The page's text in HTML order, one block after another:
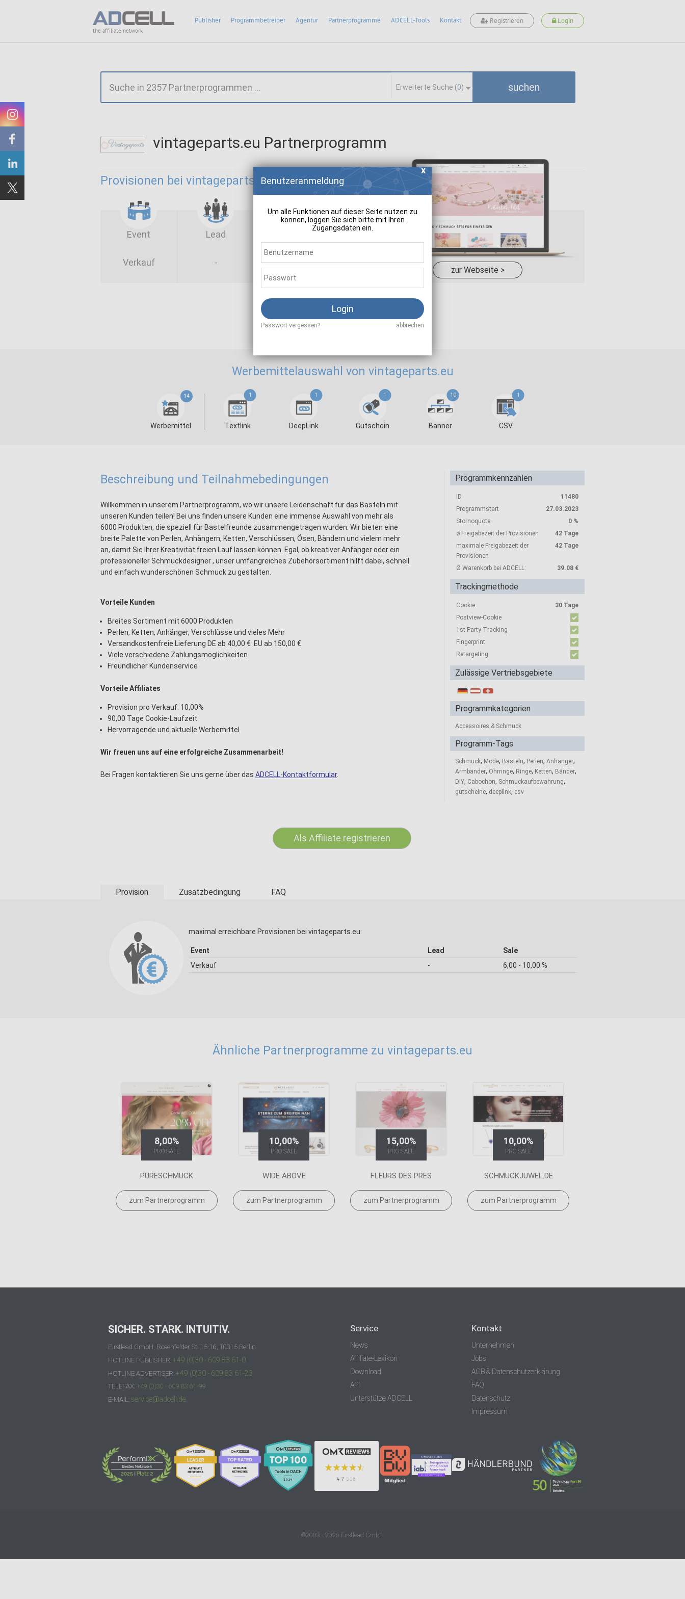
the affiliate network
Publisher Programmbetreiber Agentur Partnerprogramme ADCELL-Tools Kontakt Registrieren Login
Erweiterte Suche (0) suchen
vintageparts.eu Partnerprogramm
Provisionen bei vintageparts.eu:
Event Lead
Verkauf - 6,00 - 10,00 %
zur Webseite >
Als Affiliate registrieren
Werbemittelauswahl von vintageparts.eu
14
Werbemittel
1
Textlink
1
DeepLink
1
Gutschein
10
Banner
1
CSV
Beschreibung und Teilnahmebedingungen
Willkommen in unserem Partnerprogramm, wo wir unsere Leidenschaft für das Basteln mit
unseren Kunden teilen! Bei uns finden unsere Kunden eine immense Auswahl von mehr als
6000 Produkten, die speziell für Bastelfreunde zusammengetragen wurden. Wir bieten eine
breite Palette von Perlen, Anhängern, Ketten, Verschlüssen, Ösen, Bändern und vielem mehr
an, damit Sie Ihrer Kreativität freien Lauf lassen können. Egal, ob kreativer Anfänger oder ein
professioneller Schmuckdesigner , unser umfangreiches Zubehörsortiment hilft dabei, schnell
und einfach wunderschönen Schmuck zu gestalten.
Vorteile Kunden
Breites Sortiment mit 6000 Produkten
Perlen, Ketten, Anhänger, Verschlüsse und vieles Mehr
Versandkostenfreie Lieferung DE ab 40,00 € EU ab 150,00 €
Viele verschiedene Zahlungsmöglichkeiten
Freundlicher Kundenservice
Vorteile Affiliates
Provision pro Verkauf: 10,00%
90,00 Tage Cookie-Laufzeit
Hervorragende und aktuelle Werbemittel
Wir freuen uns auf eine erfolgreiche Zusammenarbeit!
Bei Fragen kontaktieren Sie uns gerne über das ADCELL-Kontaktformular.
Programmkennzahlen
ID
11480
Programmstart
27.03.2023
Stornoquote
0 %
ø Freigabezeit der Provisionen
42 Tage
maximale Freigabezeit der
Provisionen
42 Tage
Ø Warenkorb bei ADCELL: 39.08 €
Trackingmethode
Cookie
30 Tage
Postview-Cookie
1st Party Tracking
Fingerprint
Retargeting
Zulässige Vertriebsgebiete
Programmkategorien
Accessoires & Schmuck
Programm-Tags
Schmuck, Mode, Basteln, Perlen, Anhänger,
Armbänder, Ohrringe, Ringe, Ketten, Bänder,
DIY, Cabochon, Schmuckaufbewahrung,
gutscheine, deeplink, csv
Als Affiliate registrieren
Provision Zusatzbedingung FAQ
maximal erreichbare Provisionen bei vintageparts.eu:
Event Lead
Sale
Verkauf
- 6,00 - 10,00 %
Ähnliche Partnerprogramme zu vintageparts.eu
8,00%
PRO SALE
PURESCHMUCK
zum Partnerprogramm
10,00%
PRO SALE
WIDE ABOVE
zum Partnerprogramm
15,00%
PRO SALE
FLEURS DES PRES
zum Partnerprogramm
10,00%
PRO SALE
SCHMUCKJUWEL.DE
zum Partnerprogramm
SICHER. STARK. INTUITIV.
Firstlead GmbH, Rosenfelder St. 15-16, 10315 Berlin
HOTLINE PUBLISHER: +49 (0)30 - 609 83 61-0
HOTLINE ADVERTISER: +49 (0)30 - 609 83 61-23
TELEFAX: +49 (0)30 - 609 83 61-99
E-MAIL: service@adcell.de
Service
News
Affiliate-Lexikon
Download
API
Unterstütze ADCELL
Kontakt
Unternehmen
Jobs
AGB & Datenschutzerklärung
FAQ
Datenschutz
Impressum
©2003 - 2026 Firstlead GmbH
Benutzeranmeldung
Um alle Funktionen auf dieser Seite nutzen zu
können, loggen Sie sich bitte mit Ihren
Zugangsdaten ein.
Login
Passwort vergessen? abbrechen